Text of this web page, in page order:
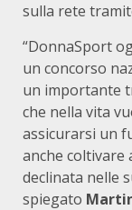
sulla rete
“DonnaSport
un concorso
un importante
che nella vita
assicurarsi un
anche coltivare
declinata nelle
spiegato